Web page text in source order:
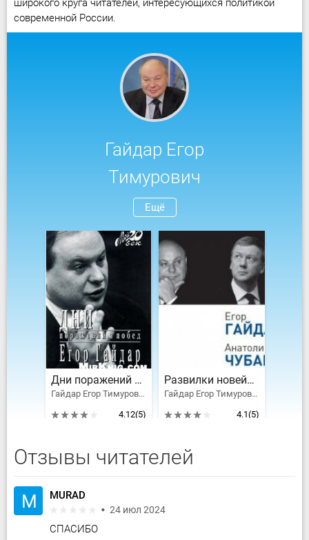
широкого круга читателей, интересующихся политикой
современной России.
Гайдар Егор
Тимурович
Ещё
Дни поражений и побед
Гайдар Егор Тимурович
4.12(5)
Развилки новейшей истории России
Гайдар Егор Тимурович, Чубайс Анатолий Борисович
4.1(5)
Отзывы читателей
M MURAD
24 июл 2024
СПАСИБО